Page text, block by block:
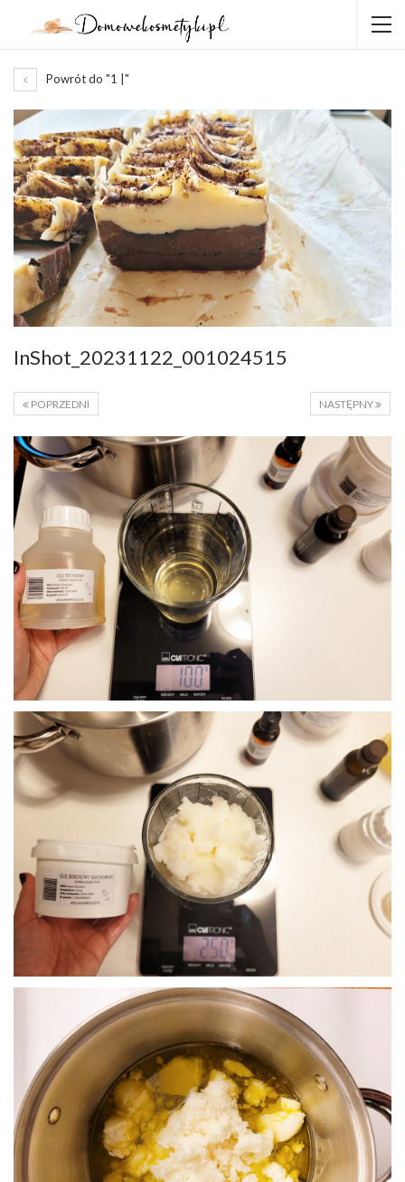
Powrót do "1 |"
InShot_20231122_001024515
NASTĘPNY
POPRZEDNI